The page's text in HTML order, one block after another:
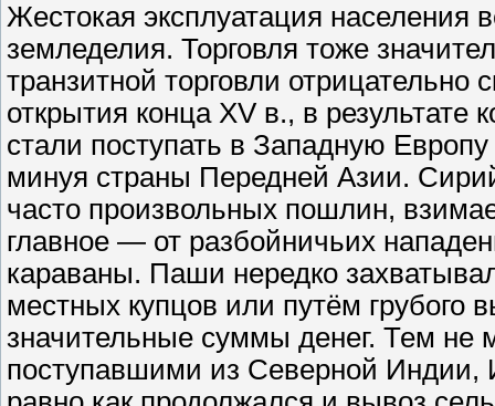
Жестокая эксплуатация населения
земледелия. Торговля тоже
транзитной торговли отрицательно
открытия конца XV в., в
стали поступать в Западную
минуя страны Передней Азии.
часто произвольных пошлин,
главное — от разбойничьих
караваны. Паши нередко
местных купцов или путём грубого
значительные суммы денег. Тем не
поступавшими из Северной Индии,